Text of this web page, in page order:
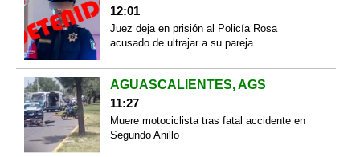
12:01
Juez deja en prisión al Policía Rosa
acusado de ultrajar a su pareja
AGUASCALIENTES, AGS
11:27
Muere motociclista tras fatal accidente en
Segundo Anillo